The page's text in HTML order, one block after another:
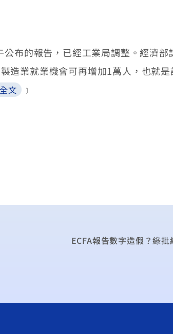
布的報告，已經工業局調整。經濟部
造業就業機會可再增加1萬人，也就是
文 ﹞
ECFA報告數字造假？綠